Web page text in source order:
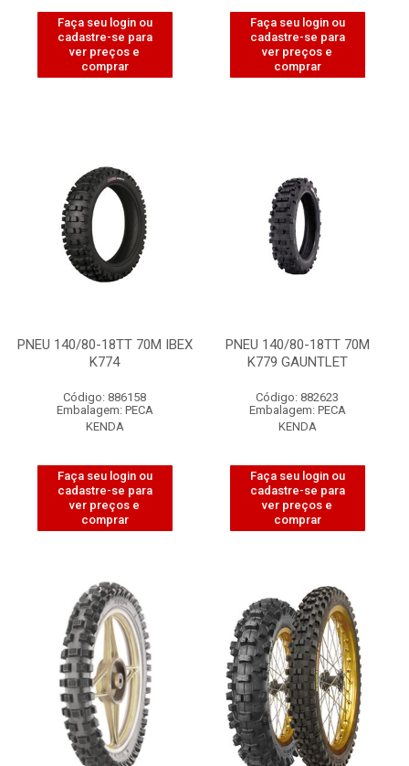
Faça seu login ou
cadastre-se para
ver preços e
comprar
Faça seu login ou
cadastre-se para
ver preços e
comprar
PNEU 140/80-18TT 70M IBEX
K774
Código: 886158
Embalagem: PECA
KENDA
Faça seu login ou
cadastre-se para
ver preços e
comprar
PNEU 140/80-18TT 70M
K779 GAUNTLET
Código: 882623
Embalagem: PECA
KENDA
Faça seu login ou
cadastre-se para
ver preços e
comprar